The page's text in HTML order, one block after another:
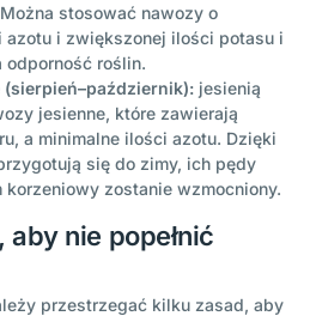
stosować nawozy o
azotu i zwiększonej ilości potasu i
odporność roślin.
jesienią
jesienne, które zawierają
a minimalne ilości azotu. Dzięki
się do zimy, ich pędy
zostanie wzmocniony.
nie popełnić
przestrzegać kilku zasad, aby